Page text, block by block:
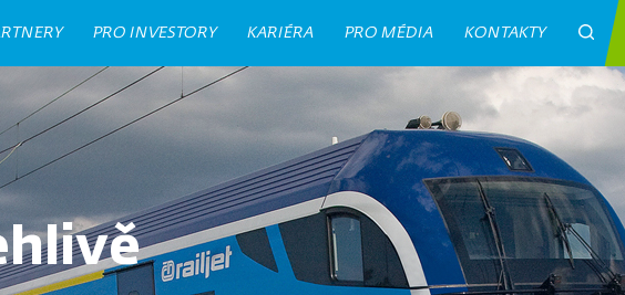
PRO INVESTORY KARIÉRA PRO MÉDIA KONTAKTY